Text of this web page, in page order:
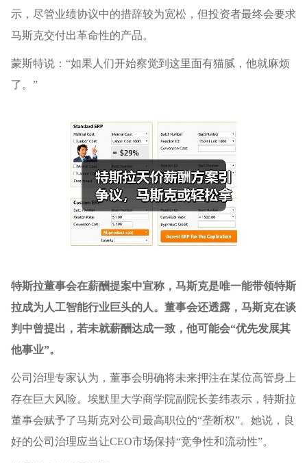
示，尽管业绩协议中的措辞较为宽松，但投资者最终会要求
马斯克交付出革命性的产品。
蒙斯特说：“如果人们开始察觉到这里面有猫腻，他就麻烦
了。”
特斯拉董事会在薪酬提案中宣称，马斯克是唯一能带领特斯
拉成为人工智能行业巨头的人。董事会还透露，马斯克在谈
判中曾提出，若未就薪酬达成一致，他可能会“优先发展其
他事业”。
公司治理专家认为，董事会明确将未来押注在某位高管身上
存在巨大风险。埃默里大学商学院副院长姜纬表示，特斯拉
董事会赋予了马斯克对公司最高职位的“垄断权”。她说，良
好的公司治理应当让CEO市场保持“竞争性和流动性”。